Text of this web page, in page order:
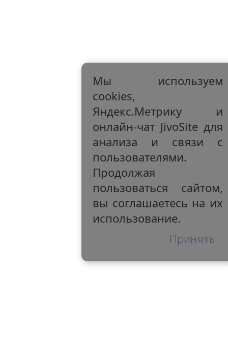
Мы используем
cookies,
Яндекс.Метрику и
онлайн-чат JivoSite для
анализа и связи с
пользователями.
Продолжая
пользоваться сайтом,
вы соглашаетесь на их
использование.
Принять